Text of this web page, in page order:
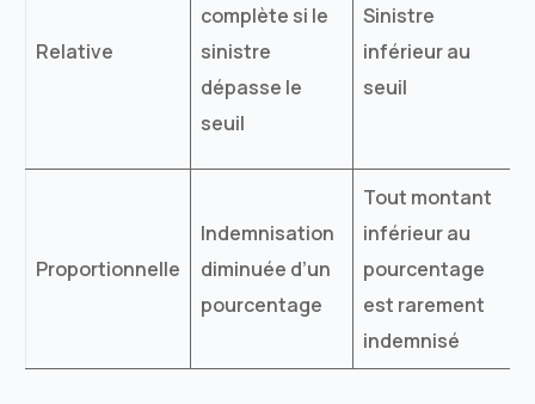
Relative
complète si le
sinistre
dépasse le
seuil
Sinistre
inférieur au
seuil
Proportionnelle
Indemnisation
diminuée d’un
pourcentage
Tout montant
inférieur au
pourcentage
est rarement
indemnisé